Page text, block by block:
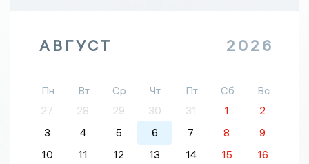
АВГУСТ 2026
Пн Вт Ср Чт Пт Сб
Вс
27
28 29 30 31 1
2
3
4 5 6 7 8
9
10
11 12 13 14 15
16